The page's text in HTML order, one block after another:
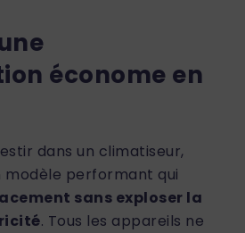
économe en
dans un climatiseur,
modèle performant qui
sans exploser la
. Tous les appareils ne